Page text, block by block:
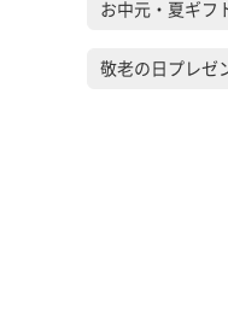
お中元・夏ギフ
敬老の日プレゼ